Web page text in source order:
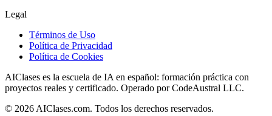
Legal
Términos de Uso
Política de Privacidad
Política de Cookies
AIClases es la escuela de IA en español: formación práctica con
proyectos reales y certificado. Operado por CodeAustral LLC.
© 2026 AIClases.com. Todos los derechos reservados.